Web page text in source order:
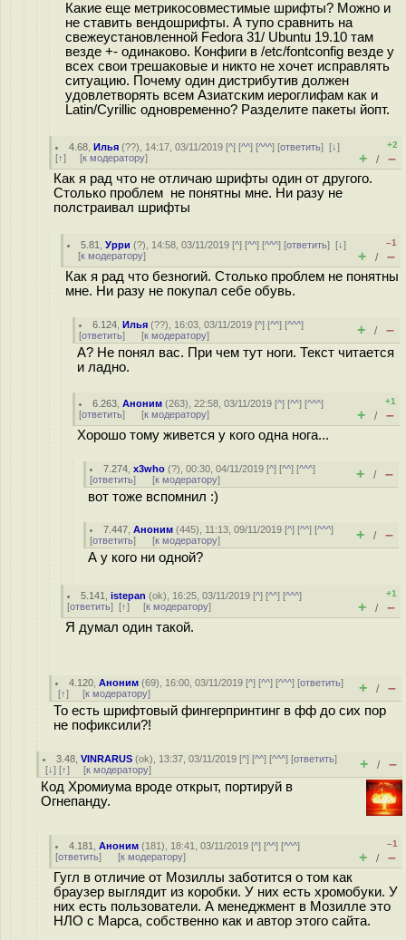
Какие еще метрикосовместимые шрифты? Можно и
не ставить вендошрифты. А тупо сравнить на
свежеустановленной Fedora 31/ Ubuntu 19.10 там
везде +- одинаково. Конфиги в /etc/fontconfig везде у
всех свои трешаковые и никто не хочет исправлять
ситуацию. Почему один дистрибутив должен
удовлетворять всем Азиатским иероглифам как и
Latin/Cyrillic одновременно? Разделите пакеты йопт.
4.68 ,Илья (??), 14:17, 03/11/2019 [^] [^^] [^^^] [ответить][↓]
[↑] [к модератору]
+2
+ / –
Как я рад что не отличаю шрифты один от другого.
Столько проблем не понятны мне. Ни разу не
полстраивал шрифты
5.81 ,Урри (?), 14:58, 03/11/2019 [^] [^^] [^^^] [ответить][↓]
[к модератору]
–1
+ / –
Как я рад что безногий. Столько проблем не понятны
мне. Ни разу не покупал себе обувь.
6.124 ,Илья (??), 16:03, 03/11/2019 [^] [^^] [^^^]
[ответить] [к модератору] + / –
А? Не понял вас. При чем тут ноги. Текст читается
и ладно.
6.263 ,Аноним (263), 22:58, 03/11/2019 [^] [^^] [^^^]
[ответить] [к модератору]
+1
+ / –
Хорошо тому живется у кого одна нога...
7.274 ,x3who (?), 00:30, 04/11/2019 [^] [^^] [^^^]
[ответить] [к модератору] + / –
вот тоже вспомнил :)
7.447 ,Аноним (445), 11:13, 09/11/2019 [^] [^^] [^^^]
[ответить] [к модератору] + / –
А у кого ни одной?
5.141 ,istepan (ok), 16:25, 03/11/2019 [^] [^^] [^^^]
[ответить] [↑] [к модератору]
+1
+ / –
Я думал один такой.
4.120 ,Аноним (69), 16:00, 03/11/2019 [^] [^^] [^^^] [ответить]
[↑] [к модератору] + / –
То есть шрифтовый фингерпринтинг в фф до сих пор
не пофиксили?!
3.48 ,VINRARUS (ok), 13:37, 03/11/2019 [^] [^^] [^^^] [ответить]
[↓] [↑] [к модератору] + / –
Код Хромиума вроде открыт, портируй в
Огнепанду.
4.181 ,Аноним (181), 18:41, 03/11/2019 [^] [^^] [^^^]
[ответить] [к модератору]
–1
+ / –
Гугл в отличие от Мозиллы заботится о том как
браузер выглядит из коробки. У них есть хромобуки. У
них есть пользователи. А менеджмент в Мозилле это
НЛО с Марса, собственно как и автор этого сайта.